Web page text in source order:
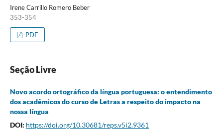
Irene Carrillo Romero Beber
353-354
PDF
Seção Livre
Novo acordo ortográfico da língua portuguesa: o entendimento
dos acadêmicos do curso de Letras a respeito do impacto na
nossa língua
DOI: https://doi.org/10.30681/reps.v5i2.9361